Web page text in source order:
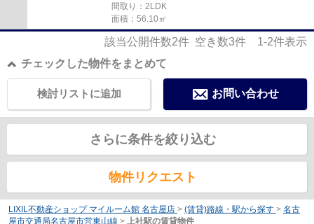
間取り：2LDK
面積：56.10㎡
該当公開件数2件 空き数3件 1-2件表示
チェックした物件をまとめて
お問い合わせ
検討リストに追加
さらに条件を絞り込む
物件リクエスト
LIXIL不動産ショップ マイルーム館 名古屋店 > (賃貸)路線・駅から探す > 名古
屋市交通局名古屋市営東山線 > 上社駅の賃貸物件